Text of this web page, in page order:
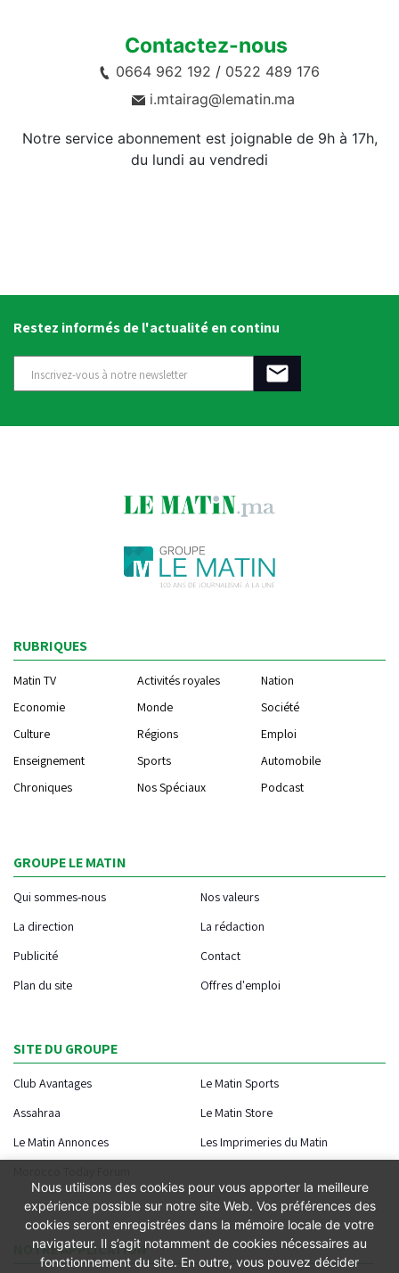
Contactez-nous
0664 962 192 / 0522 489 176
i.mtairag@lematin.ma
Notre service abonnement est joignable de 9h à 17h,
du lundi au vendredi
Restez informés de l'actualité en continu
RUBRIQUES
Matin TV Activités royales
Nation
Economie
Monde
Société
Culture
Régions
Emploi
Enseignement
Sports
Automobile
Chroniques
Nos Spéciaux Podcast
GROUPE LE MATIN
Qui sommes-nous
Nos valeurs
La direction
La rédaction
Publicité
Contact
Plan du site
Offres d'emploi
SITE DU GROUPE
Club Avantages
Le Matin Sports
Assahraa
Le Matin Store
Le Matin Annonces
Les Imprimeries du Matin
NOTRE APPLICATION
Nous utilisons des cookies pour vous apporter la meilleure
expérience possible sur notre site Web. Vos préférences des
cookies seront enregistrées dans la mémoire locale de votre
navigateur. Il s’agit notamment de cookies nécessaires au
fonctionnement du site. En outre, vous pouvez décider